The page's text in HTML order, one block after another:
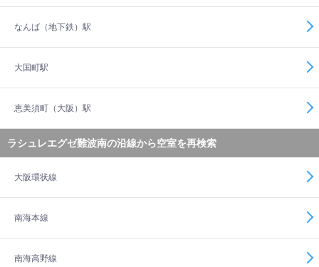
なんば（地下鉄）駅
大国町駅
恵美須町（大阪）駅
ラシュレエグゼ難波南の沿線から空室を再検索
大阪環状線
南海本線
南海高野線